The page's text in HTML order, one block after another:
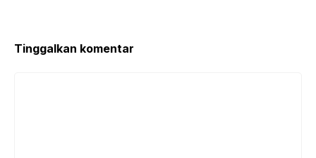
Tinggalkan komentar